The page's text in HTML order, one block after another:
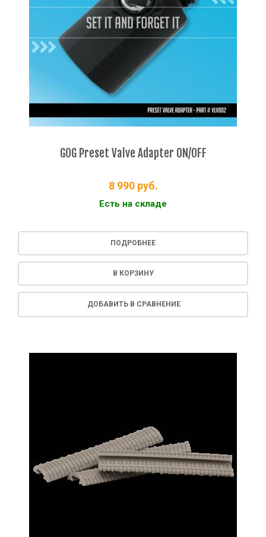
GOG Preset Valve Adapter ON/OFF
8 990руб.
Есть на складе
ПОДРОБНЕЕ
В КОРЗИНУ
ДОБАВИТЬ В СРАВНЕНИЕ